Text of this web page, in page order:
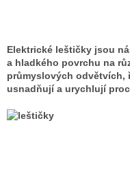
Elektrické leštičky jsou
a hladkého povrchu na
průmyslových odvětvích,
usnadňují a urychlují